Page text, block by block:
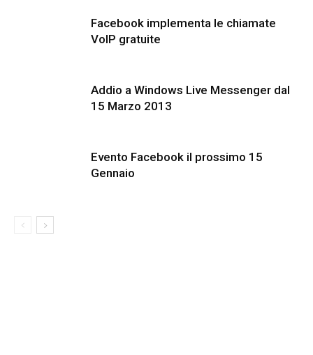
Facebook implementa le chiamate
VoIP gratuite
Addio a Windows Live Messenger dal
15 Marzo 2013
Evento Facebook il prossimo 15
Gennaio